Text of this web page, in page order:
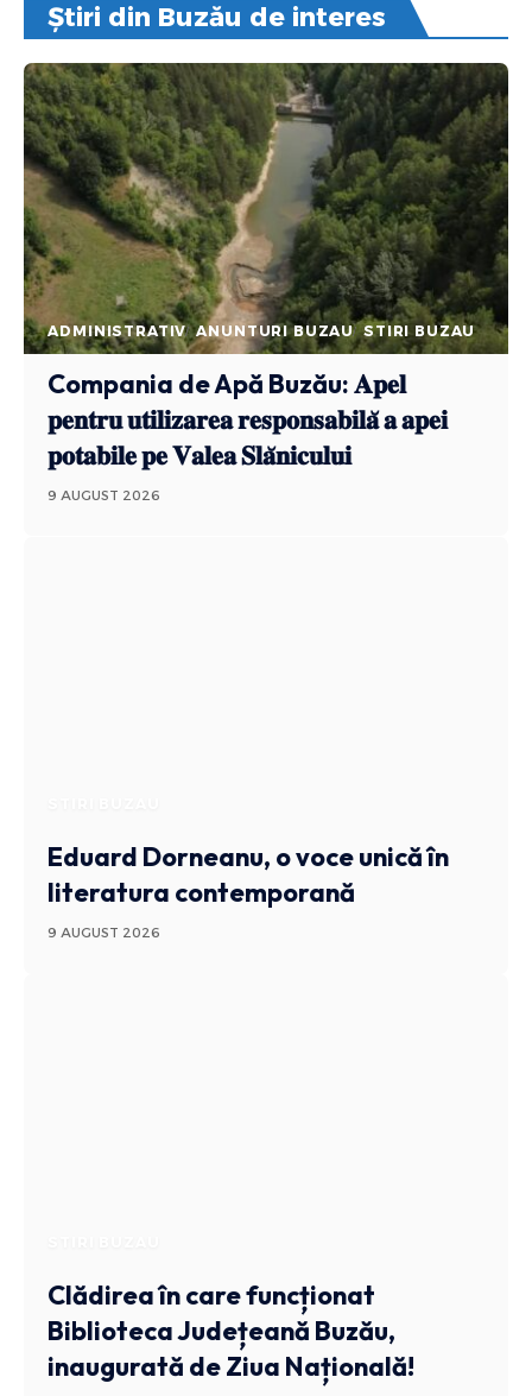
Știri din Buzău de interes
ADMINISTRATIV ANUNTURI BUZAU STIRI BUZAU
Compania de Apă Buzău: 𝐀𝐩𝐞𝐥
𝐩𝐞𝐧𝐭𝐫𝐮 𝐮𝐭𝐢𝐥𝐢𝐳𝐚𝐫𝐞𝐚 𝐫𝐞𝐬𝐩𝐨𝐧𝐬𝐚𝐛𝐢𝐥𝐚̆ 𝐚 𝐚𝐩𝐞𝐢
𝐩𝐨𝐭𝐚𝐛𝐢𝐥𝐞 𝐩𝐞 𝐕𝐚𝐥𝐞𝐚 𝐒𝐥𝐚̆𝐧𝐢𝐜𝐮𝐥𝐮𝐢
9 AUGUST 2026
Eduard Dorneanu, o voce unică în
literatura contemporană
9 AUGUST 2026
Clădirea în care funcționat
Biblioteca Județeană Buzău,
inaugurată de Ziua Națională!